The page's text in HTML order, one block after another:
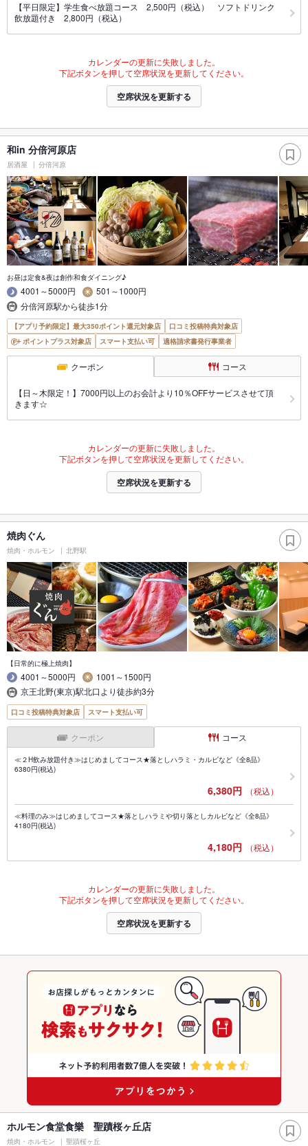
【平日限定】学生食べ放題コース 2,500円（税込） ソフトドリンク
飲放題付き 2,800円（税込）
カレンダーの更新に失敗しました。
下記ボタンを押して空席状況を更新してください。
空席状況を更新する
和in 分倍河原店
居酒屋 分倍河原
お昼は定食&夜は創作和食ダイニング♪
4001～5000円
501～1000円
分倍河原駅から徒歩1分
【アプリ予約限定】最大350ポイント還元対象店
口コミ投稿特典対象店
ポイントプラス対象店
スマート支払い可 適格請求書発行事業者
クーポン コース
【日～木限定！】7000円以上のお会計より10％OFFサービスさせて頂
きます☆
カレンダーの更新に失敗しました。
下記ボタンを押して空席状況を更新してください。
空席状況を更新する
焼肉ぐん
焼肉・ホルモン 北野駅
【日常的に極上焼肉】
4001～5000円
1001～1500円
京王北野(東京)駅北口より徒歩約3分
口コミ投稿特典対象店 スマート支払い可
クーポン コース
≪２H飲み放題付き≫はじめましてコース★落としハラミ・カルビなど《全8品》
6380円(税込)
6,380円 （税込）
≪料理のみ≫はじめましてコース★落としハラミや切り落としカルビなど《全8品》
4180円(税込)
4,180円 （税込）
カレンダーの更新に失敗しました。
下記ボタンを押して空席状況を更新してください。
空席状況を更新する
ホルモン食堂食樂 聖蹟桜ヶ丘店
焼肉・ホルモン 聖蹟桜ヶ丘